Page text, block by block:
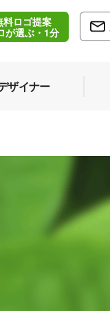
料ロゴ提案
が選ぶ・1分
ザイナー